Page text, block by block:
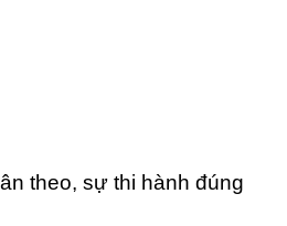
theo, sự thi hành đúng